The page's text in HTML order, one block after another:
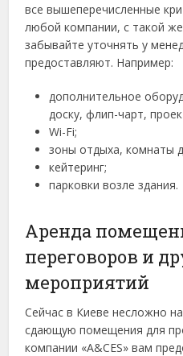
все вышеперечисленные
любой компании, с такой
забывайте уточнять у
предоставляют. Например:
дополнительное
доску, флип-чарт,
Wi-Fi;
зоны отдыха, комнаты
кейтеринг;
парковки возле здания.
Аренда
переговоров и
мероприятий
Сейчас в Киеве несложно
сдающую помещения для
компании «A&CES» вам